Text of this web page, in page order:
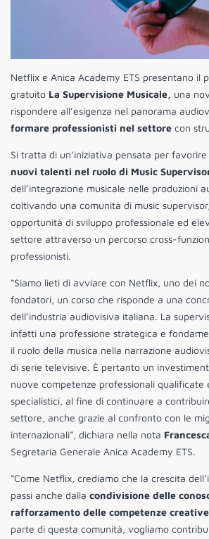
Netflix e Anica Academy ETS presentano il
gratuito La Supervisione Musicale, una
rispondere all’esigenza nel panorama
formare professionisti nel settore con
Si tratta di un’iniziativa pensata per favorire
nuovi talenti nel ruolo di Music
dell’integrazione musicale nelle produzioni
coltivando una comunità di music
opportunità di sviluppo professionale ed
settore attraverso un percorso cross-
professionisti.
“Siamo lieti di avviare con Netflix, uno dei
fondatori, un corso che risponde a una
dell’industria audiovisiva italiana. La
infatti una professione strategica e
il ruolo della musica nella narrazione
di serie televisive. È pertanto un
nuove competenze professionali qualificate
specialistici, al fine di continuare a
settore, anche grazie al confronto con le
internazionali”, dichiara nella nota
Segretaria Generale Anica Academy ETS.
“Come Netflix, crediamo che la crescita
passi anche dalla condivisione delle
rafforzamento delle competenze
parte di questa comunità, vogliamo